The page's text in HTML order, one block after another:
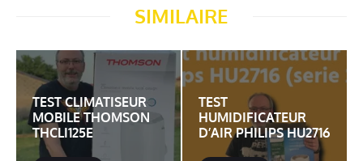
SIMILAIRE
TEST CLIMATISEUR
MOBILE THOMSON
THCLI125E
TEST
HUMIDIFICATEUR
D’AIR PHILIPS HU2716